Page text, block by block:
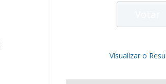
Visualizar o